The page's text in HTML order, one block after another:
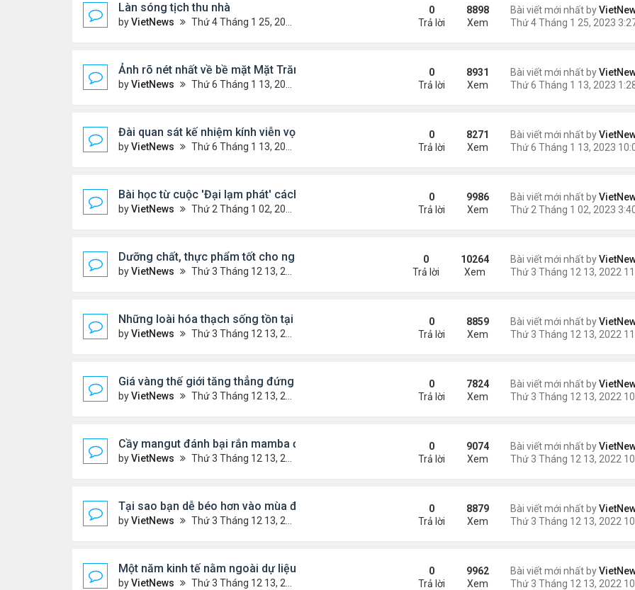
Làn sóng tịch thu nhà
byVietNews Thứ 4 Tháng 1 25, 2023 3:27 pm
Bài viết mới nhất by
0
Trả lời
8898
Xem
Ảnh rõ nét nhất về bề mặt Mặt Trăng chụp từ Trái Đất
byVietNews Thứ 6 Tháng 1 13, 2023 1:28 pm
Bài viết mới nhất by
0
Trả lời
8931
Xem
Đài quan sát kế nhiệm kính viễn vọng James Webb
byVietNews Thứ 6 Tháng 1 13, 2023 10:09 am
Bài viết mới nhất by
0
Trả lời
8271
Xem
Bài học từ cuộc 'Đại lạm phát' cách đây 500 năm
byVietNews Thứ 2 Tháng 1 02, 2023 3:40 pm
Bài viết mới nhất by
0
Trả lời
9986
Xem
Dưỡng chất, thực phẩm tốt cho người cao huyết áp
byVietNews Thứ 3 Tháng 12 13, 2022 11:14 am
Bài viết mới nhất by
0
Trả lời
10264
Xem
Những loài hóa thạch sống tồn tại lâu nhất trên Trái Đất
byVietNews Thứ 3 Tháng 12 13, 2022 11:11 am
Bài viết mới nhất by
0
Trả lời
8859
Xem
Giá vàng thế giới tăng thẳng đứng
byVietNews Thứ 3 Tháng 12 13, 2022 10:54 am
Bài viết mới nhất by
0
Trả lời
7824
Xem
Cầy mangut đánh bại rắn mamba đen
byVietNews Thứ 3 Tháng 12 13, 2022 10:50 am
Bài viết mới nhất by
0
Trả lời
9074
Xem
Tại sao bạn dễ béo hơn vào mùa đông?
byVietNews Thứ 3 Tháng 12 13, 2022 10:42 am
Bài viết mới nhất by
0
Trả lời
8879
Xem
Một năm kinh tế nằm ngoài dự liệu của Fed
byVietNews Thứ 3 Tháng 12 13, 2022 10:35 am
Bài viết mới nhất by
0
Trả lời
9962
Xem